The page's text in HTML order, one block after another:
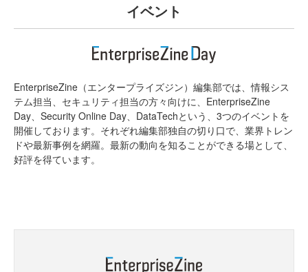
イベント
EnterpriseZine（エンタープライズジン）編集部では、情報シス
テム担当、セキュリティ担当の方々向けに、EnterpriseZine
Day、Security Online Day、DataTechという、3つのイベントを
開催しております。それぞれ編集部独自の切り口で、業界トレン
ドや最新事例を網羅。最新の動向を知ることができる場として、
好評を得ています。